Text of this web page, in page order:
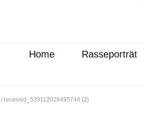
Home Rasseporträt
/ received_539112026495748 (2)